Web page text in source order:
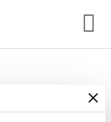
konkretny termin?